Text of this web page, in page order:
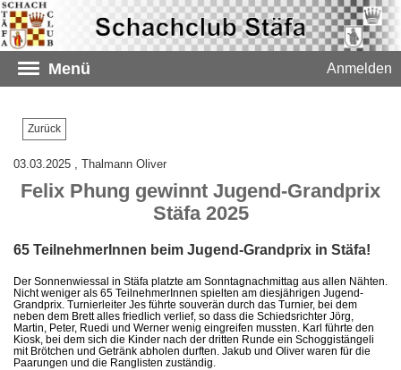
Menü Anmelden
Zurück
03.03.2025 , Thalmann Oliver
Felix Phung gewinnt Jugend-Grandprix
Stäfa 2025
65 TeilnehmerInnen beim Jugend-Grandprix in Stäfa!
Der Sonnenwiessal in Stäfa platzte am Sonntagnachmittag aus allen Nähten.
Nicht weniger als 65 TeilnehmerInnen spielten am diesjährigen Jugend-
Grandprix. Turnierleiter Jes führte souverän durch das Turnier, bei dem
neben dem Brett alles friedlich verlief, so dass die Schiedsrichter Jörg,
Martin, Peter, Ruedi und Werner wenig eingreifen mussten. Karl führte den
Kiosk, bei dem sich die Kinder nach der dritten Runde ein Schoggistängeli
mit Brötchen und Getränk abholen durften. Jakub und Oliver waren für die
Paarungen und die Ranglisten zuständig.